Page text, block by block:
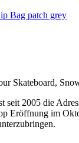
Bag patch grey
Skateboard,
seit 2005 die
Eröffnung im